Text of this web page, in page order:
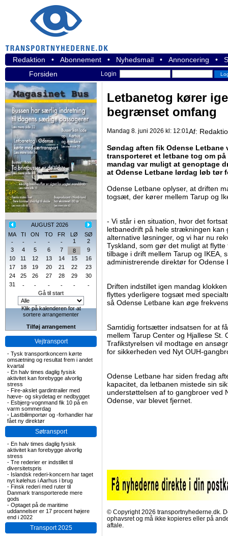
Redaktion • Abonnement • Nyhedsmail • Annoncering •
Forsiden
Login
AUGUST 2026
MA
TI ON TO FR LØ
SØ
-
- - - - 1
2
3
4 5 6 7 8
9
10
11 12 13 14 15
16
17
18 19 20 21 22
23
24
25 26 27 28 29
30
31
- - - - -
-
Gå til start
Klik på kalenderen for at
sortere arrangementer
Tilføj arrangement
Vejtransport
- Tysk transportkoncern kørte
omsætning og resultat frem i andet
kvartal
- En halv times daglig fysisk
aktivitet kan forebygge alvorlig
stress
- Fire-akslet gardintrailer med
hæve- og skydetag er nedbygget
- Esbjerg-vognmand fik 10 på en
varm sommerdag
- Lastbilimportør og -forhandler har
fået ny direktør
Søtransport
- En halv times daglig fysisk
aktivitet kan forebygge alvorlig
stress
- Tre rederier er indstillet til
diversitetspris
- Islandsk rederi-koncern har taget
nyt kølehus i Aarhus i brug
- Finsk rederi med ruter til
Danmark transporterede mere
gods
- Optaget på de maritime
uddannelser er 17 procent højere
end i 2022
Transport 2025
Letbanetog kører
begrænset omfang
Mandag 8. juni 2026 kl: 12:01Af:
Søndag aften fik Odense
transporteret et letbane tog om
mandag var muligt at genoptage
at Odense Letbane lørdag løb tør
Odense Letbane oplyser, at driften
togsæt, der kører mellem Tarup og
- Vi står i en situation, hvor det
letbanedrift på hele strækningen
alternative løsninger, og vi har nu
Tyskland, som gør det muligt at
tilbage i drift mellem Tarup og IKEA,
administrerende direktør for Odense
Driften indstillet igen mandag
flyttes yderligere togsæt med
så Odense Letbane kan øge
Samtidig fortsætter indsatsen for at
mellem Tarup Center og Hjallese St.
Trafikstyrelsen vil modtage en
for sikkerheden ved Nyt OUH-
Odense Letbane har siden fredag
kapacitet, da letbanen mistede sin
understøttelsen af to gangbroer ved
Odense, var blevet fjernet.
© Copyright 2026 transportnyhederne.dk.
ophavsret og må ikke kopieres eller på
aftale.